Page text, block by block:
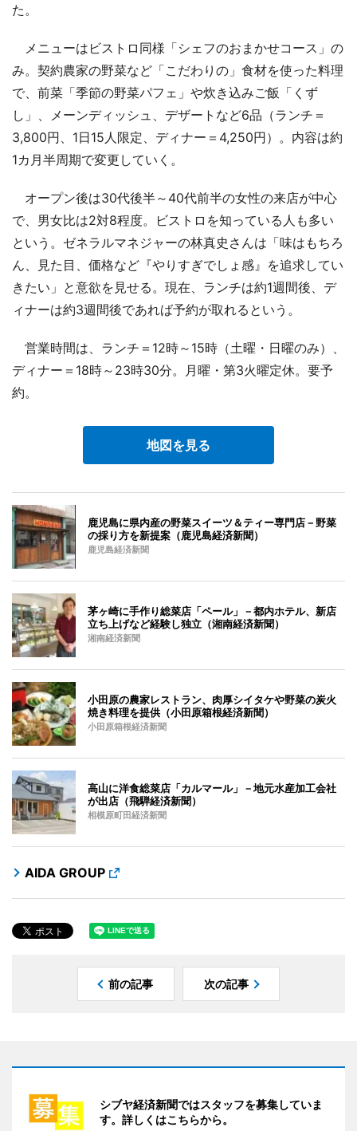
た。
メニューはビストロ同様「シェフのおまかせコース」の
み。契約農家の野菜など「こだわりの」食材を使った料理
で、前菜「季節の野菜パフェ」や炊き込みご飯「くず
し」、メーンディッシュ、デザートなど6品（ランチ＝
3,800円、1日15人限定、ディナー＝4,250円）。内容は約
1カ月半周期で変更していく。
オープン後は30代後半～40代前半の女性の来店が中心
で、男女比は2対8程度。ビストロを知っている人も多い
という。ゼネラルマネジャーの林真史さんは「味はもちろ
ん、見た目、価格など『やりすぎでしょ感』を追求してい
きたい」と意欲を見せる。現在、ランチは約1週間後、デ
ィナーは約3週間後であれば予約が取れるという。
営業時間は、ランチ＝12時～15時（土曜・日曜のみ）、
ディナー＝18時～23時30分。月曜・第3火曜定休。要予
約。
地図を見る
鹿児島に県内産の野菜スイーツ＆ティー専門店－野菜
の採り方を新提案（鹿児島経済新聞）
鹿児島経済新聞
茅ヶ崎に手作り総菜店「ペール」－都内ホテル、新店
立ち上げなど経験し独立（湘南経済新聞）
湘南経済新聞
小田原の農家レストラン、肉厚シイタケや野菜の炭火
焼き料理を提供（小田原箱根経済新聞）
小田原箱根経済新聞
高山に洋食総菜店「カルマール」－地元水産加工会社
が出店（飛騨経済新聞）
相模原町田経済新聞
AIDA GROUP
前の記事 次の記事
シブヤ経済新聞ではスタッフを募集していま
す。詳しくはこちらから。